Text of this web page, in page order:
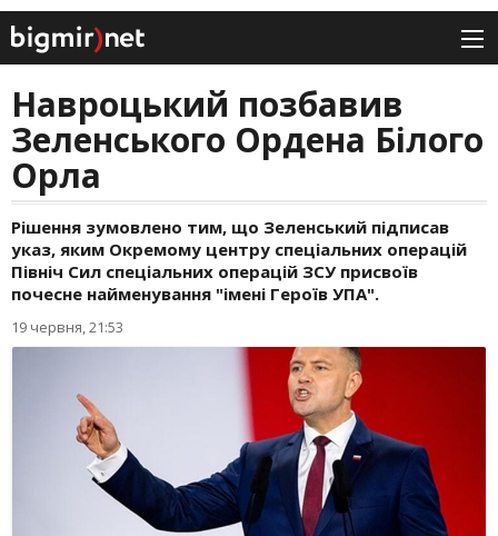
Навроцький позбавив
Зеленського Ордена Білого
Орла
Рішення зумовлено тим, що Зеленський підписав
указ, яким Окремому центру спеціальних операцій
Північ Сил спеціальних операцій ЗСУ присвоїв
почесне найменування "імені Героїв УПА".
19 червня, 21:53